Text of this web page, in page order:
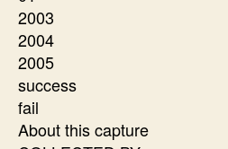
2003
2004
2005
success
fail
About this capture